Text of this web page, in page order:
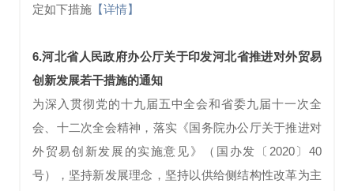
定如下措施 【详情】
6.河北省人民政府办公厅关于印发河北省推进对外贸易
创新发展若干措施的通知
为深入贯彻党的十九届五中全会和省委九届十一次全
会、十二次全会精神，落实《国务院办公厅关于推进对
外贸易创新发展的实施意见》（国办发〔2020〕40
号），坚持新发展理念，坚持以供给侧结构性改革为主